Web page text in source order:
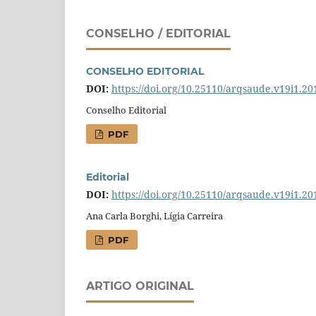
CONSELHO / EDITORIAL
CONSELHO EDITORIAL
DOI: https://doi.org/10.25110/
Conselho Editorial
PDF
Editorial
DOI: https://doi.org/10.25110/
Ana Carla Borghi, Lígia Carreira
PDF
ARTIGO ORIGINAL